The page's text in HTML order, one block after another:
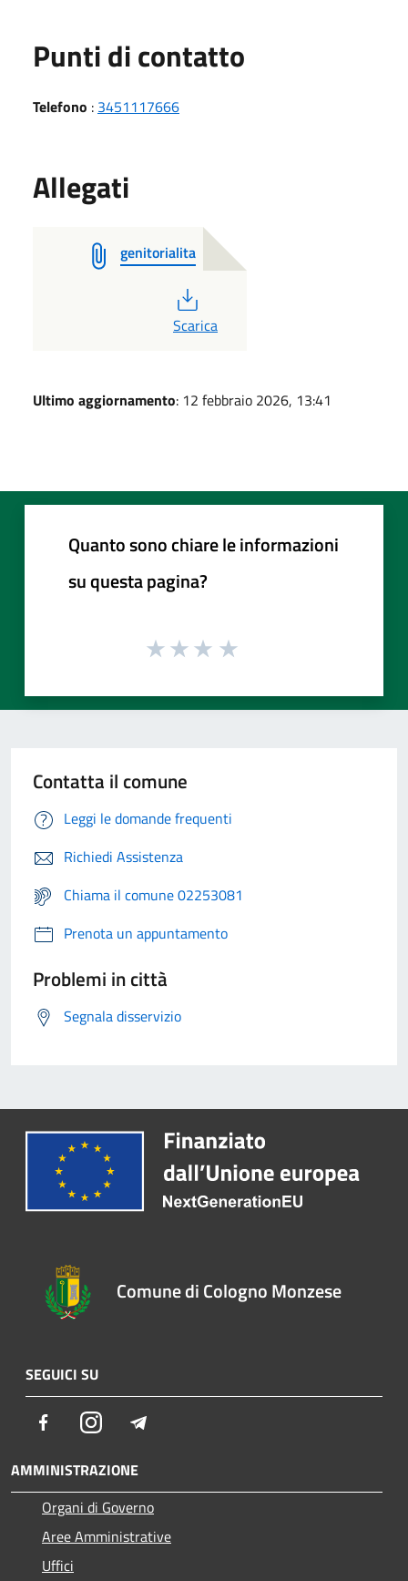
Punti di contatto
Telefono : 3451117666
Allegati
genitorialita
PDF
Scarica
Ultimo aggiornamento: 12 febbraio 2026, 13:41
Quanto sono chiare le informazioni
su questa pagina?
Contatta il comune
Leggi le domande frequenti
Richiedi Assistenza
Chiama il comune 02253081
Prenota un appuntamento
Problemi in città
Segnala disservizio
Comune di Cologno Monzese
SEGUICI SU
FacebookInstagram
AMMINISTRAZIONE
Organi di Governo
Aree Amministrative
Uffici